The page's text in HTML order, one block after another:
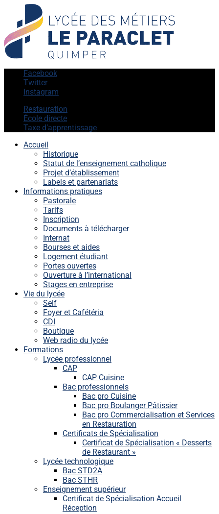
Facebook
Twitter
Instagram
Restauration
École directe
Taxe d’apprentissage
Accueil
Historique
Statut de l’enseignement catholique
Projet d’établissement
Labels et partenariats
Informations pratiques
Pastorale
Tarifs
Inscription
Documents à télécharger
Internat
Bourses et aides
Logement étudiant
Portes ouvertes
Ouverture à l’international
Stages en entreprise
Vie du lycée
Self
Foyer et Cafétéria
CDI
Boutique
Web radio du lycée
Formations
Lycée professionnel
CAP
CAP Cuisine
Bac professionnels
Bac pro Cuisine
Bac pro Boulanger Pâtissier
Bac pro Commercialisation et Services
en Restauration
Certificats de Spécialisation
Certificat de Spécialisation « Desserts
de Restaurant »
Lycée technologique
Bac STD2A
Bac STHR
Enseignement supérieur
Certificat de Spécialisation Accueil
Réception